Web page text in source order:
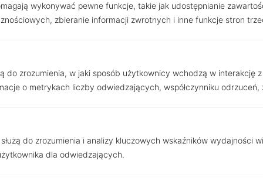
wykonywać pewne funkcje, takie jak udostępnianie
zbieranie informacji zwrotnych i inne funkcje stron
do zrozumienia, w jaki sposób użytkownicy wchodzą w interakcję
o metrykach liczby odwiedzających, współczynniku odrzuceń,
do zrozumienia i analizy kluczowych wskaźników wydajności
dla odwiedzających.
Apartament z 2 sypialniami w
Estepona